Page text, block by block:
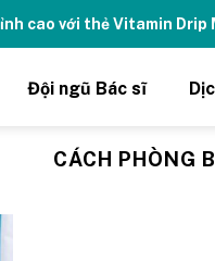
cao với thẻ Vitamin Drip
Đội ngũ Bác sĩ
CÁCH PHÒNG